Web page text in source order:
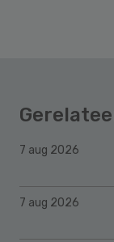
7 aug 2026
7 aug 2026